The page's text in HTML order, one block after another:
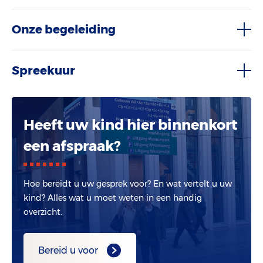
Onze begeleiding
Spreekuur
Heeft uw kind hier binnenkort
een afspraak?
Hoe bereidt u uw gesprek voor? En wat vertelt u uw
kind? Alles wat u moet weten in een handig
overzicht.
Bereid u voor